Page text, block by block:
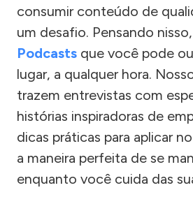
consumir conteúdo de
um desafio. Pensando
Podcasts que você pode
lugar, a qualquer hora.
trazem entrevistas com
histórias inspiradoras de
dicas práticas para aplicar
a maneira perfeita de se
enquanto você cuida das